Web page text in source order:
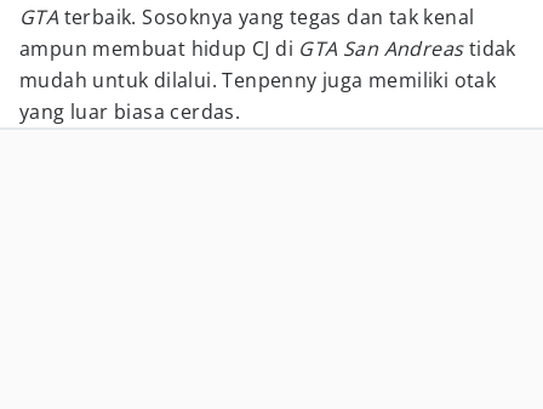
GTA terbaik. Sosoknya yang tegas dan tak kenal
ampun membuat hidup CJ di GTA San Andreastidak
mudah untuk dilalui. Tenpenny juga memiliki otak
yang luar biasa cerdas.